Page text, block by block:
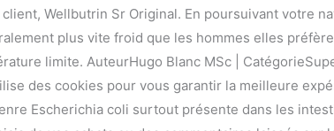
Wellbutrin Sr Original. En poursuivant votre
plus vite froid que les hommes elles
limite. AuteurHugo Blanc MSc |
des cookies pour vous garantir la meilleure
Escherichia coli surtout présente dans les